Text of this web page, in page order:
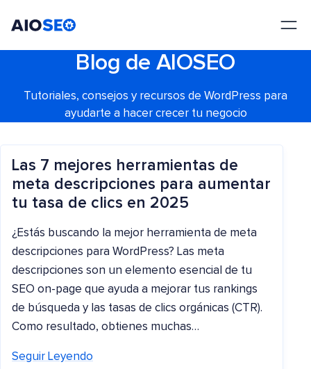
Blog de AIOSEO
Tutoriales, consejos y recursos de WordPress para
ayudarte a hacer crecer tu negocio
Las 7 mejores herramientas de
meta descripciones para aumentar
tu tasa de clics en 2025
¿Estás buscando la mejor herramienta de meta
descripciones para WordPress? Las meta
descripciones son un elemento esencial de tu
SEO on-page que ayuda a mejorar tus rankings
de búsqueda y las tasas de clics orgánicas (CTR).
Como resultado, obtienes muchas…
Seguir Leyendo